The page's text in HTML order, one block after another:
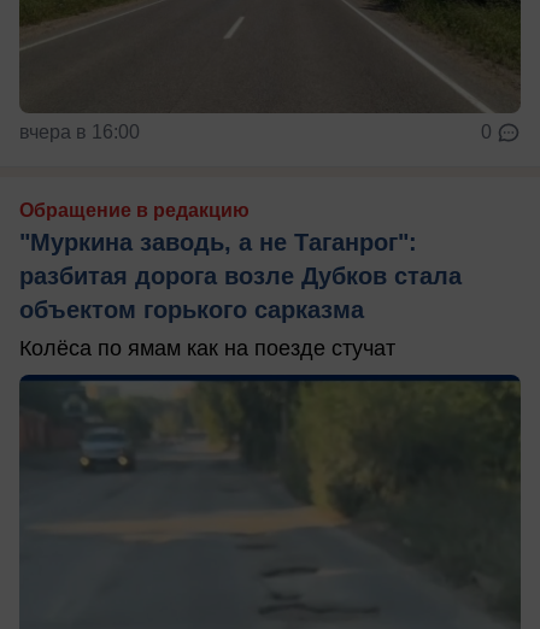
вчера в 16:00 0
Обращение в редакцию
"Муркина заводь, а не Таганрог":
разбитая дорога возле Дубков стала
объектом горького сарказма
Колёса по ямам как на поезде стучат